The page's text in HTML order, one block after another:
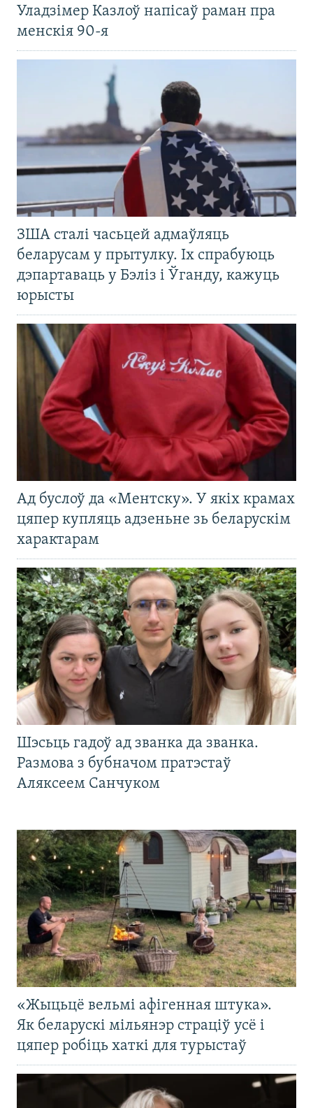
Уладзімер Казлоў напісаў раман пра
менскія 90-я
ЗША сталі часьцей адмаўляць
беларусам у прытулку. Іх спрабуюць
дэпартаваць у Бэліз і Ўганду, кажуць
юрысты
Ад буслоў да «Ментску». У якіх крамах
цяпер купляць адзеньне зь беларускім
характарам
Шэсьць гадоў ад званка да званка.
Размова з бубначом пратэстаў
Аляксеем Санчуком
«Жыцьцё вельмі афігенная штука».
Як беларускі мільянэр страціў усё і
цяпер робіць хаткі для турыстаў